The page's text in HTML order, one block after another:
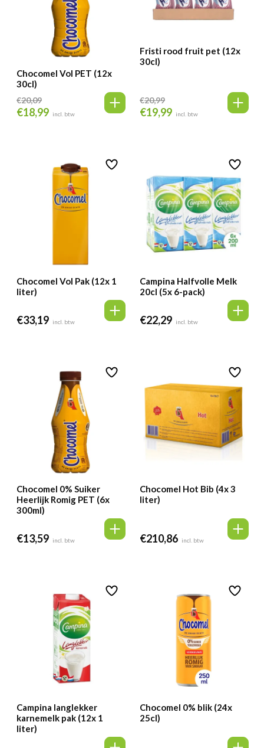
Chocomel Vol PET (12x
30cl)
€20,09
Oorspronkelijke
€18,99 Huidige
incl. btw
Fristi rood fruit pet (12x
30cl)
€20,99
Oorspronkelijke
€19,99 Huidige
incl. btw
Chocomel Vol Pak (12x 1
liter)
€33,19 incl. btw
Campina Halfvolle Melk
20cl (5x 6-pack)
€22,29 incl. btw
Chocomel 0% Suiker
Heerlijk Romig PET (6x
300ml)
€13,59 incl. btw
Chocomel Hot Bib (4x 3
liter)
€210,86 incl. btw
Campina langlekker
karnemelk pak (12x 1
liter)
Chocomel 0% blik (24x
25cl)